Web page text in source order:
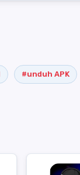
#unduh APK